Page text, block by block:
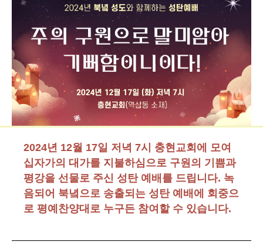
2024년 12월 17일 저녁 7시 충현교회에 모여
십자가의 대가를 지불하심으로 구원의 기쁨과
평강을 선물로 주신 성탄 예배를 드립니다. 녹
음되어 북녘으로 송출되는 성탄 예배에 회중으
로 평예찬양대로 누구든 참여할 수 있습니다.